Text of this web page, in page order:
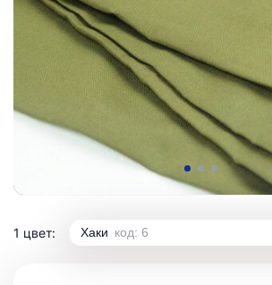
1 цвет: Хаки код: 6